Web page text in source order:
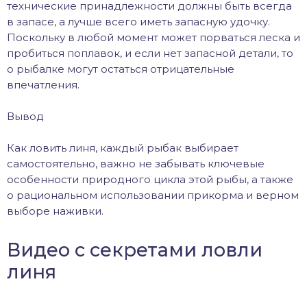
технические принадлежности должны быть всегда
в запасе, а лучше всего иметь запасную удочку.
Поскольку в любой момент может порваться леска и
пробиться поплавок, и если нет запасной детали, то
о рыбалке могут остаться отрицательные
впечатления.
Вывод
Как ловить линя, каждый рыбак выбирает
самостоятельно, важно не забывать ключевые
особенности природного цикла этой рыбы, а также
о рациональном использовании прикорма и верном
выборе наживки.
Видео с секретами ловли
линя